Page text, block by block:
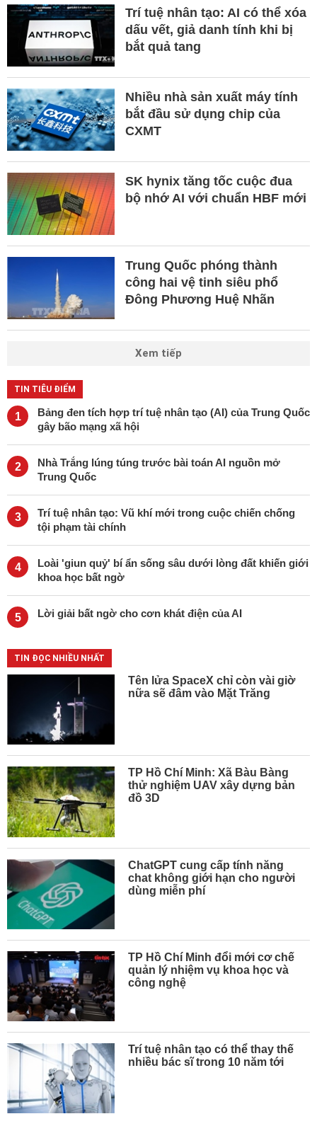
Trí tuệ nhân tạo: AI có thể xóa
dấu vết, giả danh tính khi bị
bắt quả tang
Nhiều nhà sản xuất máy tính
bắt đầu sử dụng chip của
CXMT
SK hynix tăng tốc cuộc đua
bộ nhớ AI với chuẩn HBF mới ​
Trung Quốc phóng thành
công hai vệ tinh siêu phổ
Đông Phương Huệ Nhãn
Xem tiếp
TIN TIÊU ĐIỂM
1
Bảng đen tích hợp trí tuệ nhân tạo (AI) của Trung Quốc
gây bão mạng xã hội
2
Nhà Trắng lúng túng trước bài toán AI nguồn mở
Trung Quốc
3
Trí tuệ nhân tạo: Vũ khí mới trong cuộc chiến chống
tội phạm tài chính
4
Loài 'giun quỷ' bí ẩn sống sâu dưới lòng đất khiến giới
khoa học bất ngờ
5 Lời giải bất ngờ cho cơn khát điện của AI
TIN ĐỌC NHIỀU NHẤT
Tên lửa SpaceX chỉ còn vài giờ
nữa sẽ đâm vào Mặt Trăng
TP Hồ Chí Minh: Xã Bàu Bàng
thử nghiệm UAV xây dựng bản
đồ 3D
ChatGPT cung cấp tính năng
chat không giới hạn cho người
dùng miễn phí
TP Hồ Chí Minh đổi mới cơ chế
quản lý nhiệm vụ khoa học và
công nghệ
Trí tuệ nhân tạo có thể thay thế
nhiều bác sĩ trong 10 năm tới